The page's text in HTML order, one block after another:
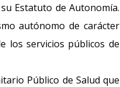
Estatuto de Autonomía.
autónomo de carácter
los servicios públicos de
Público de Salud que